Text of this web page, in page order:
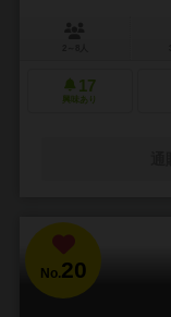
17
興味あり
No.20